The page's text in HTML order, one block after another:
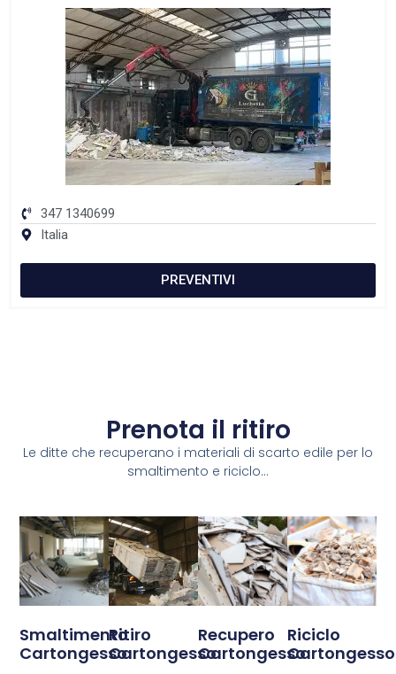
347 1340699
Italia
PREVENTIVI
Prenota il ritiro
Le ditte che recuperano i materiali di scarto edile per lo
smaltimento e riciclo...
Smaltimento
Cartongesso
Ritiro
Cartongesso
Recupero
Cartongesso
Riciclo
Cartongesso